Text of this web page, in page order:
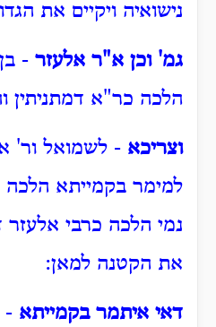
נישואיה ויקיים את
גמ' וכן א"ר אלעזר -
הלכה כר"א דמתניתין
וצריכא - לשמואל ור'
למימר בקמייתא הלכה
נמי הלכה כרבי אלעזר
את הקטנה למאן:
דאי איתמר בקמייתא -